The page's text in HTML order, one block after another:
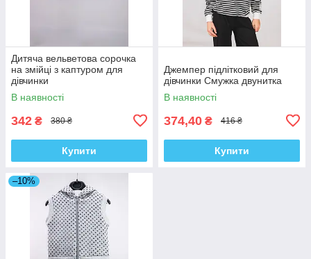
Дитяча вельветова сорочка
на змійці з каптуром для
дівчинки
В наявності
342 ₴ 380 ₴
Купити
Джемпер підлітковий для
дівчинки Смужка двунитка
В наявності
374,40 ₴ 416 ₴
Купити
–10%